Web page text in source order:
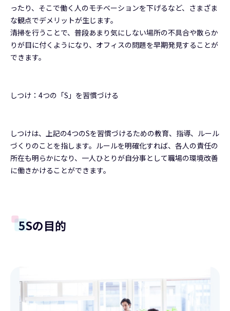
ったり、そこで働く人のモチベーションを下げるなど、さまざま
な観点でデメリットが生じます。
清掃を行うことで、普段あまり気にしない場所の不具合や散らか
りが目に付くようになり、オフィスの問題を早期発見することが
できます。
しつけ：4つの「S」を習慣づける
しつけは、上記の4つのSを習慣づけるための教育、指導、ルール
づくりのことを指します。ルールを明確化すれば、各人の責任の
所在も明らかになり、一人ひとりが自分事として職場の環境改善
に働きかけることができます。
5Sの目的